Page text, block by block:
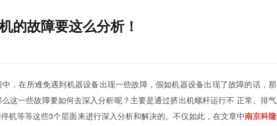
的故障要这么分析！
中，在所难免遇到机器设备出现一些故障，假如机器设备出现了故障的话，那
这一些故障要如何去深入分析呢？主要是通过挤出机螺杆运行不 正常、排气
机等等这些3个层面来进行深入分析和解决的。不仅如此，在文章中南京科隆